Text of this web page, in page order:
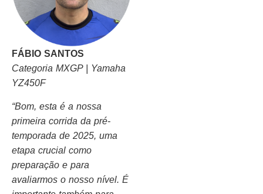
FÁBIO SANTOS
Categoria MXGP | Yamaha
YZ450F
“Bom, esta é a nossa
primeira corrida da pré-
temporada de 2025, uma
etapa crucial como
preparação e para
avaliarmos o nosso nível. É